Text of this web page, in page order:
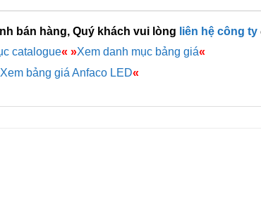
bán hàng, Quý khách vui lòng liên hệ công ty
catalogue« »Xem danh mục bảng giá«
Xem bảng giá Anfaco LED«